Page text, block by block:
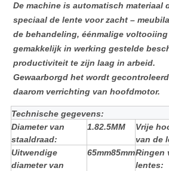
De machine is automatisch materiaal
speciaal de lente voor zacht –
de behandeling, éénmalige
gemakkelijk in werking gestelde
productiviteit te zijn laag in arbeid.
Gewaarborgd het wordt
daarom verrichting van hoofdmotor.
Technische gegevens:
Diameter van
staaldraad:
1.82.5MM
Vrije
van de
Uitwendige
diameter van
65mm85mmRingen
lentes: